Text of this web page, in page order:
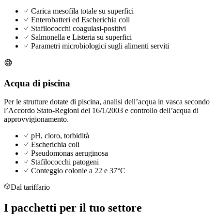
Carica mesofila totale su superfici
Enterobatteri ed Escherichia coli
Stafilococchi coagulasi-positivi
Salmonella e Listeria su superfici
Parametri microbiologici sugli alimenti serviti
Acqua di piscina
Per le strutture dotate di piscina, analisi dell’acqua in vasca secondo
l’Accordo Stato-Regioni del 16/1/2003 e controllo dell’acqua di
approvvigionamento.
pH, cloro, torbidità
Escherichia coli
Pseudomonas aeruginosa
Stafilococchi patogeni
Conteggio colonie a 22 e 37°C
Dal tariffario
I pacchetti per il tuo settore